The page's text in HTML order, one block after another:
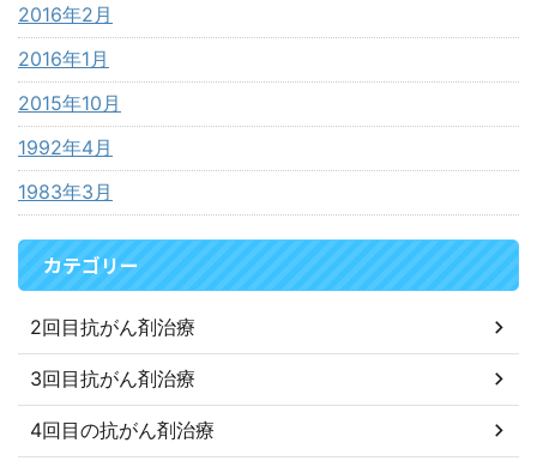
2016年2月
2016年1月
2015年10月
1992年4月
1983年3月
カテゴリー
2回目抗がん剤治療
3回目抗がん剤治療
4回目の抗がん剤治療